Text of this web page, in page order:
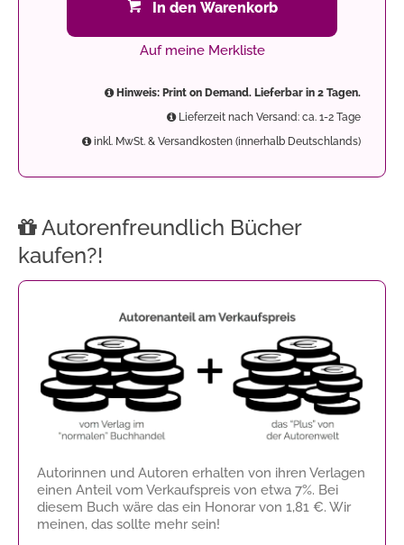
In den Warenkorb
Auf meine Merkliste
Hinweis: Print on Demand. Lieferbar in 2 Tagen.
Lieferzeit nach Versand: ca. 1-2 Tage
inkl. MwSt. & Versandkosten (innerhalb Deutschlands)
Autorenfreundlich Bücher
kaufen?!
Autorinnen und Autoren erhalten von ihren Verlagen
einen Anteil vom Verkaufspreis von etwa 7%. Bei
diesem Buch wäre das ein Honorar von 1,81 €. Wir
meinen, das sollte mehr sein!